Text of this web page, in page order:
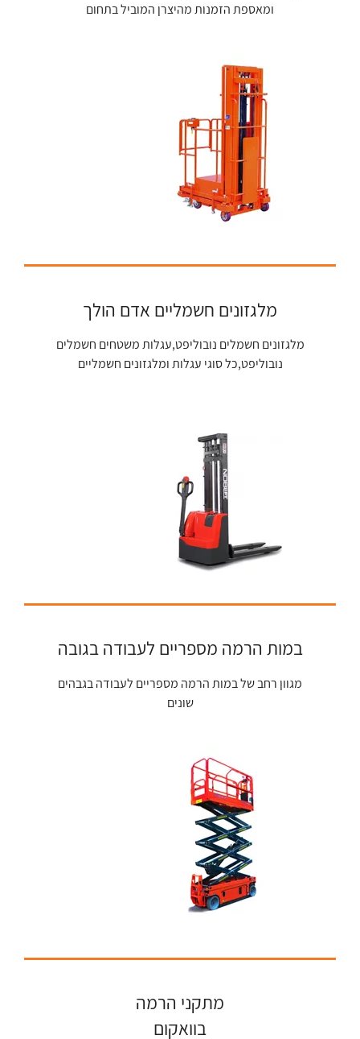
ומאספת הזמנות מהיצרן המוביל בתחום
מלגזונים חשמליים אדם הולך
מלגזונים חשמלים נובוליפט,עגלות משטחים חשמלים
נובוליפט,כל סוגי עגלות ומלגזונים חשמליים
במות הרמה מספריים לעבודה בגובה
מגוון רחב של במות הרמה מספריים לעבודה בגבהים
שונים
מתקני הרמה
בוואקום